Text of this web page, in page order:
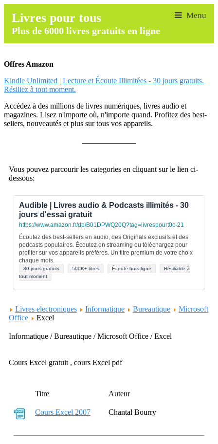
Livres pour tous
Plus de 6000 livres gratuits en ligne
Offres Amazon
Kindle Unlimited | Lecture et Écoute Illimitées - 30 jours gratuits.
Résiliez à tout moment.
Accédez à des millions de livres numériques, livres audio et
magazines. Lisez n'importe où, n'importe quand. Profitez des best-
sellers, nouveautés et plus sur tous vos appareils.
Vous pouvez parcourir les categories en cliquant sur le lien ci-
dessous:
Audible | Livres audio & Podcasts illimités - 30
jours d'essai gratuit
https://www.amazon.fr/dp/B01DPWQ20Q?tag=livrespourt0c-21
Écoutez des best-sellers en audio, des Originals exclusifs et des
podcasts populaires. Écoutez en streaming ou téléchargez pour
profiter sur vos appareils préférés. Un titre premium de votre choix
chaque mois.
30 jours gratuits 500K+ titres Écoute hors ligne
Résiliable à
tout moment
Livres electroniques Informatique Bureautique
Microsoft
Office
Excel
Informatique / Bureautique / Microsoft Office / Excel
Cours Excel gratuit , cours Excel pdf
Titre Auteur
Cours Excel 2007 Chantal Bourry